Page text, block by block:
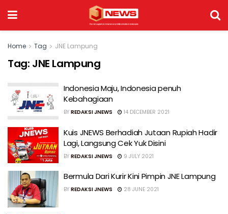
Home Tag JNE Lampung
Tag: JNE Lampung
Indonesia Maju, Indonesia penuh
Kebahagiaan
BY REDAKSI JNEWS 14 DECEMBER 2021
Kuis JNEWS Berhadiah Jutaan Rupiah Hadir
Lagi, Langsung Cek Yuk Disini
BY REDAKSI JNEWS 9 JULY 2021
Bermula Dari Kurir Kini Pimpin JNE Lampung
BY REDAKSI JNEWS 28 JUNE 2021